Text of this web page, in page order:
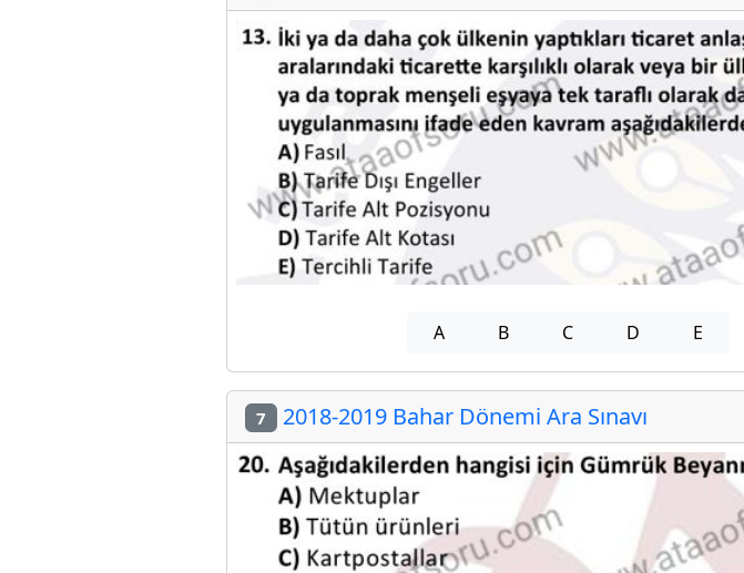
A B C D E
7 2018-2019 Bahar Dönemi Ara Sınavı